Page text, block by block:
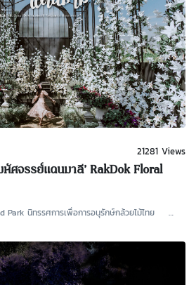
21281 Views
ศจรรย์แดนมาลี’ RakDok Floral
Park นิทรรศการเพื่อการอนุรักษ์กล้วยไม้ไทย